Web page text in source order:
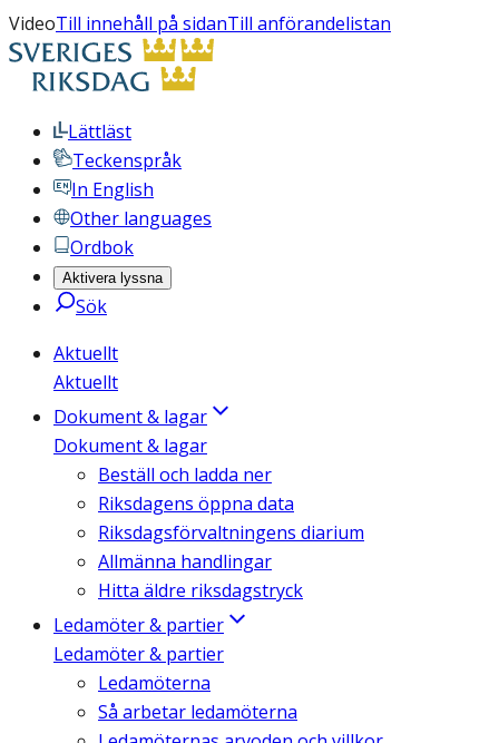
VideoTill innehåll på sidanTill anförandelistan
Lättläst
Teckenspråk
In English
Other languages
Ordbok
Aktivera lyssna
Sök
Aktuellt
Aktuellt
Dokument & lagar
Dokument & lagar
Beställ och ladda ner
Riksdagens öppna data
Riksdagsförvaltningens diarium
Allmänna handlingar
Hitta äldre riksdagstryck
Ledamöter & partier
Ledamöter & partier
Ledamöterna
Så arbetar ledamöterna